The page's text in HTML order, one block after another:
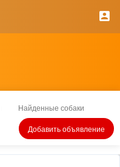
Найденные собаки
Добавить объявление